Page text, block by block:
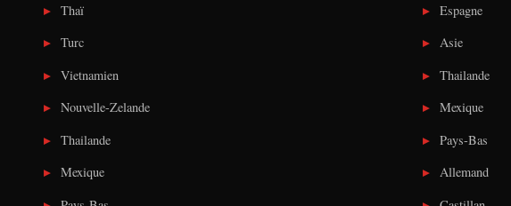
Thaï
Turc
Vietnamien
Nouvelle-Zelande
Thailande
Mexique
Espagne
Asie
Thailande
Mexique
Pays-Bas
Allemand